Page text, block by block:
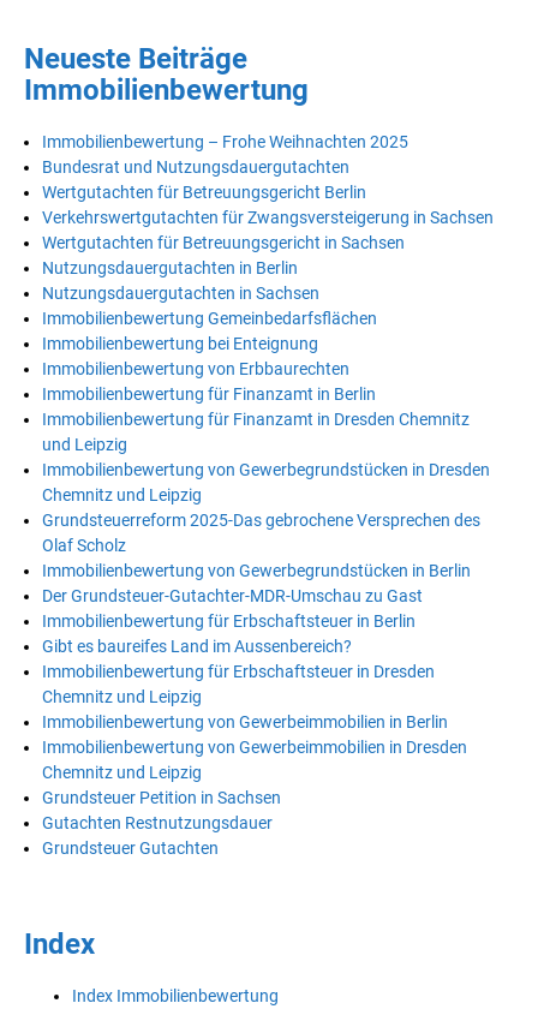
Neueste Beiträge
Immobilienbewertung
Immobilienbewertung – Frohe Weihnachten 2025
Bundesrat und Nutzungsdauergutachten
Wertgutachten für Betreuungsgericht Berlin
Verkehrswertgutachten für Zwangsversteigerung in Sachsen
Wertgutachten für Betreuungsgericht in Sachsen
Nutzungsdauergutachten in Berlin
Nutzungsdauergutachten in Sachsen
Immobilienbewertung Gemeinbedarfsflächen
Immobilienbewertung bei Enteignung
Immobilienbewertung von Erbbaurechten
Immobilienbewertung für Finanzamt in Berlin
Immobilienbewertung für Finanzamt in Dresden Chemnitz
und Leipzig
Immobilienbewertung von Gewerbegrundstücken in Dresden
Chemnitz und Leipzig
Grundsteuerreform 2025-Das gebrochene Versprechen des
Olaf Scholz
Immobilienbewertung von Gewerbegrundstücken in Berlin
Der Grundsteuer-Gutachter-MDR-Umschau zu Gast
Immobilienbewertung für Erbschaftsteuer in Berlin
Gibt es baureifes Land im Aussenbereich?
Immobilienbewertung für Erbschaftsteuer in Dresden
Chemnitz und Leipzig
Immobilienbewertung von Gewerbeimmobilien in Berlin
Immobilienbewertung von Gewerbeimmobilien in Dresden
Chemnitz und Leipzig
Grundsteuer Petition in Sachsen
Gutachten Restnutzungsdauer
Grundsteuer Gutachten
Index
Index Immobilienbewertung